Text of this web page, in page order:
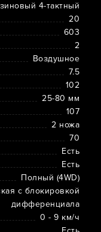
4-тактный
20
603
2
Воздушное
7.5
102
25-80 мм
107
2 ножа
70
Есть
Есть
Полный (4WD)
с блокировкой
дифференциала
0 - 9 км/ч